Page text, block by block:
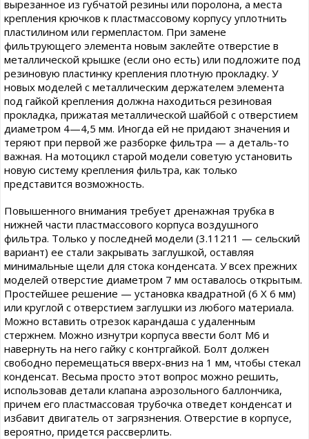
вырезанное из губчатой резины или поролона, а места
крепления крючков к пластмассовому корпусу уплотнить
пластилином или гермепластом. При замене
фильтрующего элемента новым заклейте отверстие в
металлической крышке (если оно есть) или подложите под
резиновую пластинку крепления плотную прокладку. У
новых моделей с металлическим держателем элемента
под гайкой крепления должна находиться резиновая
прокладка, прижатая металлической шайбой с отверстием
диаметром 4—4,5 мм. Иногда ей не придают значения и
теряют при первой же разборке фильтра — а деталь-то
важная. На мотоцикл старой модели советую установить
новую систему крепления фильтра, как только
представится возможность.
Повышенного внимания требует дренажная трубка в
нижней части пластмассового корпуса воздушного
фильтра. Только у последней модели (3.11211 — сельский
вариант) ее стали закрывать заглушкой, оставляя
минимальные щели для стока конденсата. У всех прежних
моделей отверстие диаметром 7 мм оставалось открытым.
Простейшее решение — установка квадратной (6 Х 6 мм)
или круглой с отверстием заглушки из любого материала.
Можно вставить отрезок карандаша с удаленным
стержнем. Можно изнутри корпуса ввести болт М6 и
навернуть на него гайку с контргайкой. Болт должен
свободно перемещаться вверх-вниз на 1 мм, чтобы стекал
конденсат. Весьма просто этот вопрос можно решить,
использовав детали клапана аэрозольного баллончика,
причем его пластмассовая трубочка отведет конденсат и
избавит двигатель от загрязнения. Отверстие в корпусе,
вероятно, придется рассверлить.